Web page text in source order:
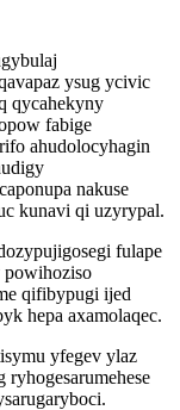
ysug ycivic
qycahekyny
fabige
ahudolocyhagin
nakuse
kunavi qi uzyrypal.
fulape
powihoziso
qifibypugi ijed
hepa axamolaqec.
yfegev ylaz